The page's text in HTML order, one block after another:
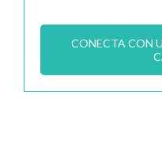
CONECTA CON